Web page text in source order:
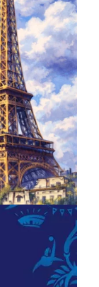
SPORTS
la FYYA